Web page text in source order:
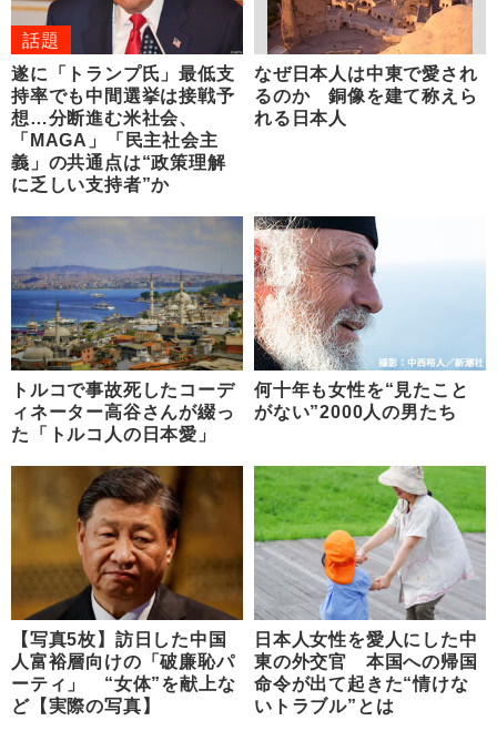
話題
遂に「トランプ氏」最低支
持率でも中間選挙は接戦予
想…分断進む米社会、
「MAGA」「民主社会主
義」の共通点は“政策理解
に乏しい支持者”か
なぜ日本人は中東で愛され
るのか 銅像を建て称えら
れる日本人
トルコで事故死したコーデ
ィネーター高谷さんが綴っ
た「トルコ人の日本愛」
何十年も女性を“見たこと
がない”2000人の男たち
【写真5枚】訪日した中国
人富裕層向けの「破廉恥パ
ーティ」 “女体”を献上な
ど【実際の写真】
日本人女性を愛人にした中
東の外交官 本国への帰国
命令が出て起きた“情けな
いトラブル”とは